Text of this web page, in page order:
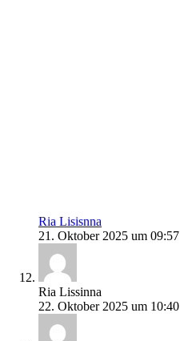
Ria Lisisnna
21. Oktober 2025 um 09:57
Ria Lissinna
22. Oktober 2025 um 10:40